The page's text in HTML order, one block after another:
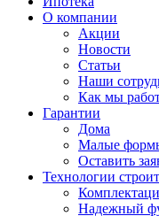
О компании
Акции
Новости
Статьи
Наши
Как мы
Гарантии
Дома
Малые
Оставить
Технологии
Надежный